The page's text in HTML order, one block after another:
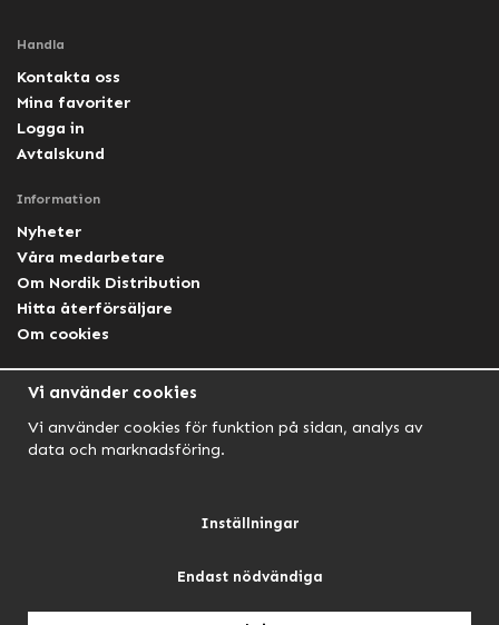
Handla
Kontakta oss
Mina favoriter
Logga in
Avtalskund
Information
Nyheter
Våra medarbetare
Om Nordik Distribution
Hitta återförsäljare
Om cookies
Facebook Lightforce Sweden
NORDIK AUTOMOTIVENORDIK HUNTNORDIK OUTDOOR
Vi använder cookies
Vi använder cookies för funktion på sidan, analys av
data och marknadsföring.
Inställningar
Endast nödvändiga